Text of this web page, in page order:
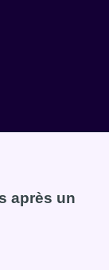
après un